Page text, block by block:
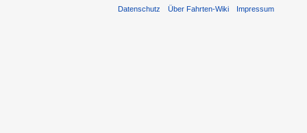
Datenschutz Über Fahrten-Wiki Impressum